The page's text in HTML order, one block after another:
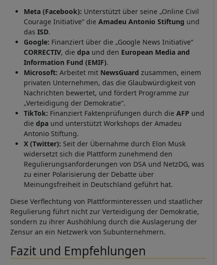
Meta (Facebook): Unterstützt über seine „Online Civil
Courage Initiative“ die Amadeu Antonio Stiftung und
das ISD.
Google: Finanziert über die „Google News Initiative“
CORRECTIV, die dpa und den European Media and
Information Fund (EMIF).
Microsoft: Arbeitet mit NewsGuard zusammen, einem
privaten Unternehmen, das die Glaubwürdigkeit von
Nachrichten bewertet, und fördert Programme zur
„Verteidigung der Demokratie“.
TikTok: Finanziert Faktenprüfungen durch die AFP und
die dpa und unterstützt Workshops der Amadeu
Antonio Stiftung.
X (Twitter): Seit der Übernahme durch Elon Musk
widersetzt sich die Plattform zunehmend den
Regulierungsanforderungen von DSA und NetzDG, was
zu einer Polarisierung der Debatte über
Meinungsfreiheit in Deutschland geführt hat.
Diese Verflechtung von Plattforminteressen und staatlicher
Regulierung führt nicht zur Verteidigung der Demokratie,
sondern zu ihrer Aushöhlung durch die Auslagerung der
Zensur an ein Netzwerk von Subunternehmern.
Fazit und Empfehlungen